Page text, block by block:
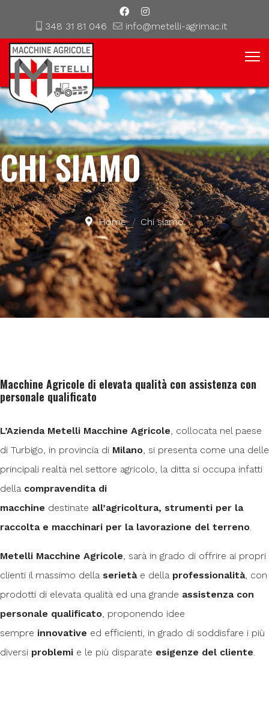
348 31 81 046 info@metelli-agrimac.it
CHI SIAMO
Home Chi siamo
Macchine Agricole di elevata qualità con assistenza con
personale qualificato
L’Azienda Metelli Macchine Agricole, collocata nel paese
di Turbigo, in provincia di Milano, si presenta come una delle
principali realtà nel settore agricolo, la ditta si occupa infatti
della compravendita di
macchine destinate all’agricoltura, strumenti per la
raccolta e macchinari per la lavorazione del terreno.
Metelli Macchine Agricole, sarà in grado di offrire ai propri
clienti il massimo della serietàe della professionalità, con
prodotti di elevata qualità ed una grande assistenza con
personale qualificato, proponendo idee
sempre innovative ed efficienti, in grado di soddisfare i più
diversi problemi e le più disparate esigenze del cliente.